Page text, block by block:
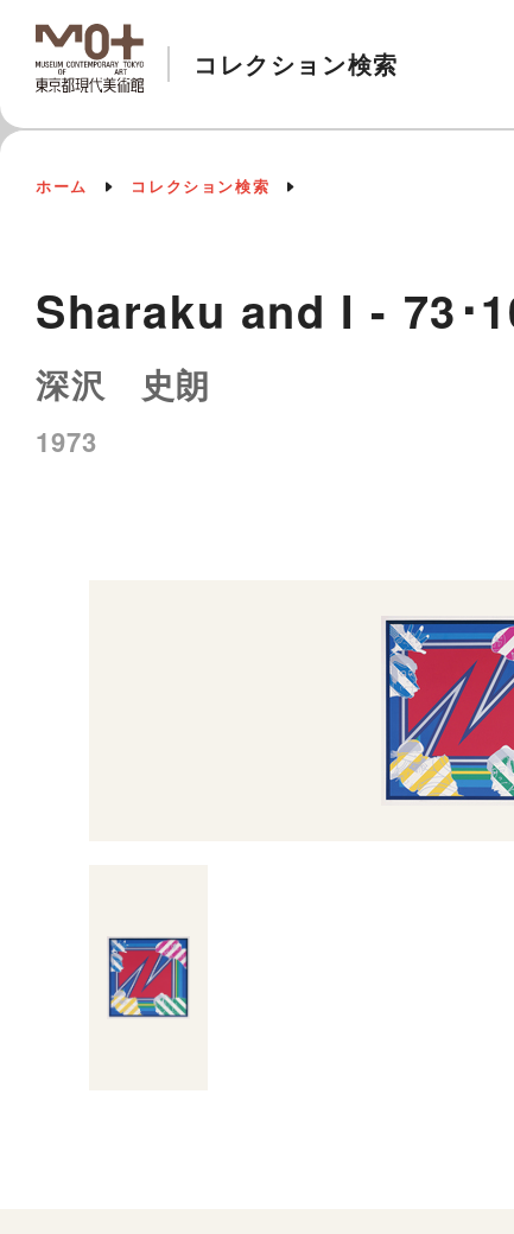
コレクション検索
ホーム コレクション検索
Sharaku and I - 73･
深沢 史朗
1973